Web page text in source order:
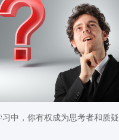
习中，你有权成为思考者和质疑